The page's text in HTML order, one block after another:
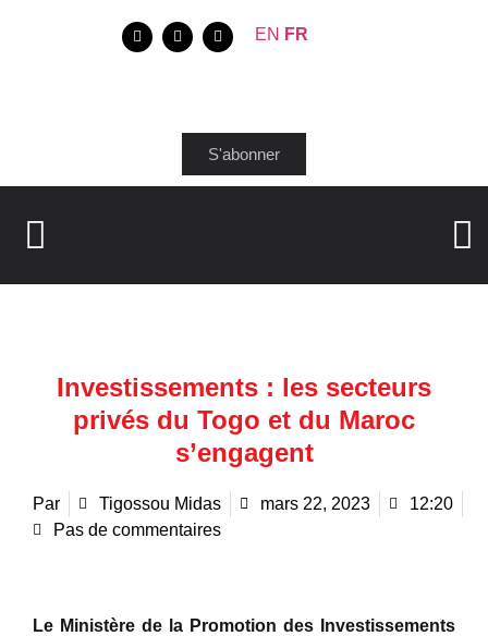
EN FR
S'abonner
Investissements : les secteurs
privés du Togo et du Maroc
s’engagent
Par Tigossou Midas mars 22, 2023
12:20
Pas de commentaires
Le Ministère de la Promotion des Investissements